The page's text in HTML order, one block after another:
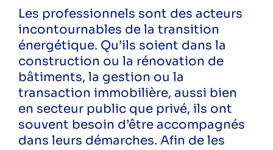
énergie
Public
Particuliers
Professionnels
Suivez-nous sur les réseaux pour ne rien
Les professionnels sont des acteurs
incontournables de la transition
énergétique. Qu’ils soient dans la
construction ou la rénovation de
bâtiments, la gestion ou la
transaction immobilière, aussi bien
en secteur public que privé, ils ont
souvent besoin d’être accompagnés
dans leurs démarches. Afin de les